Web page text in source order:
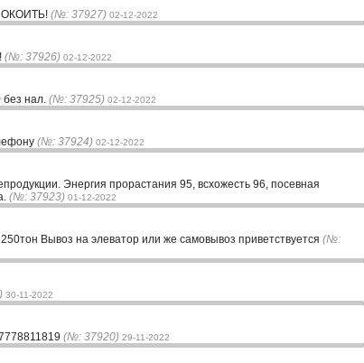
(№: 37927) 02-12-2022
(№: 37926) 02-12-2022
без нал. (№: 37925) 02-12-2022
(№: 37924) 02-12-2022
Энергия прорастания 95, всхожесть 96, посевная
(№: 37923) 01-12-2022
Вывоз на элеватор или же самовывоз приветствуется (№:
30-11-2022
(№: 37920) 29-11-2022